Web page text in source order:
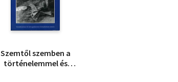
Szemtől szemben a
történelemmel és